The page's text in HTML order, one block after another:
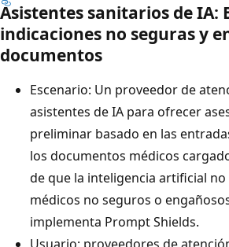
Asistentes sanitarios de IA:
indicaciones no seguras y
documentos
Escenario: Un proveedor de
asistentes de IA para ofrecer
preliminar basado en las
los documentos médicos
de que la inteligencia artificial
médicos no seguros o
implementa Prompt Shields.
Usuario: proveedores de